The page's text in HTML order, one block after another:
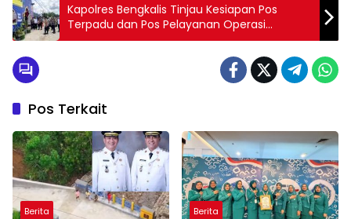
Kapolres Bengkalis Tinjau Kesiapan Pos
Terpadu dan Pos Pelayanan Operasi
Ketupat LK-2025
Pos Terkait
Berita Berita